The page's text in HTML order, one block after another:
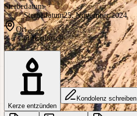
Sterbedatum
Sterbedatum25. November 2024
Ort
OrtLeutasch
Kerze entzünden
Kondolenz schreiben